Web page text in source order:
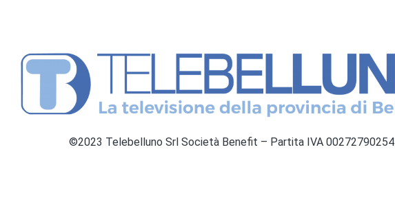
©2023 Telebelluno Srl Società Benefit – Partita IVA 00272790254